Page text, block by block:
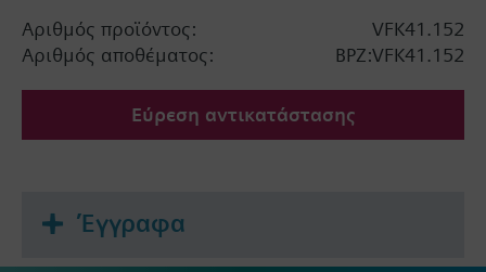
Αριθμός προϊόντος:
VFK41.152
Αριθμός αποθέματος:
BPZ:VFK41.152
Εύρεση αντικατάστασης
Έγγραφα